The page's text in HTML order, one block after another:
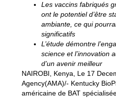
Les vaccins fabriqués
ont le potentiel d’être
ambiante, ce qui
significatifs
L’étude démontre
science et l’innovation
d’un avenir meilleur
NAIROBI, Kenya, Le 17
Agency(AMA)/- Kentucky
américaine de BAT